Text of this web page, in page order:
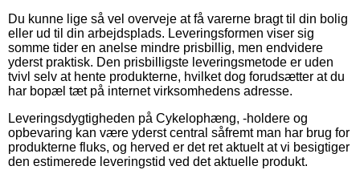
Du kunne lige så vel overveje at få varerne bragt til din bolig
eller ud til din arbejdsplads. Leveringsformen viser sig
somme tider en anelse mindre prisbillig, men endvidere
yderst praktisk. Den prisbilligste leveringsmetode er uden
tvivl selv at hente produkterne, hvilket dog forudsætter at du
har bopæl tæt på internet virksomhedens adresse.
Leveringsdygtigheden på Cykelophæng, -holdere og
opbevaring kan være yderst central såfremt man har brug for
produkterne fluks, og herved er det ret aktuelt at vi besigtiger
den estimerede leveringstid ved det aktuelle produkt.